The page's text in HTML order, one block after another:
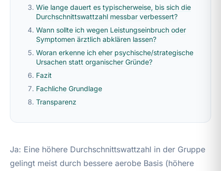
Wie lange dauert es typischerweise, bis sich die
Durchschnittswattzahl messbar verbessert?
Wann sollte ich wegen Leistungseinbruch oder
Symptomen ärztlich abklären lassen?
Woran erkenne ich eher psychische/strategische
Ursachen statt organischer Gründe?
Fazit
Fachliche Grundlage
Transparenz
Ja: Eine höhere Durchschnittswattzahl in der Gruppe
gelingt meist durch bessere aerobe Basis (höhere